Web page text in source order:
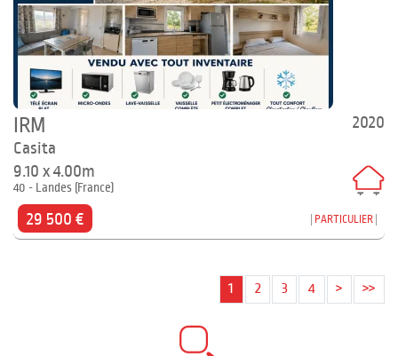
2020
IRM
Casita
9.10 x 4.00m
40 - Landes (France)
29 500 € PARTICULIER
1 2 3 4 > >>